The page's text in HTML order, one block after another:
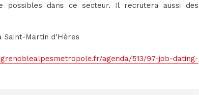
possibles dans ce secteur. Il recrutera aussi des
Saint-Martin d'Hères
agenda/513/97-job-dating-